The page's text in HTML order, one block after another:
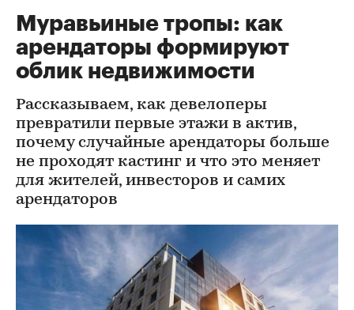
Муравьиные тропы: как
арендаторы формируют
облик недвижимости
Рассказываем, как девелоперы
превратили первые этажи в актив,
почему случайные арендаторы больше
не проходят кастинг и что это меняет
для жителей, инвесторов и самих
арендаторов